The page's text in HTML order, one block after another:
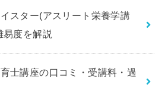
スター(アスリート栄養学講
易度を解説
士講座の口コミ・受講料・過